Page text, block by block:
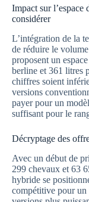
Impact sur l’espace
considérer
L’intégration de la
de réduire le
proposent un
berline et 361 litres
chiffres soient
versions
payer pour un
suffisant pour le
Décryptage des
Avec un début de
299 chevaux et 63
hybride se
compétitive pour